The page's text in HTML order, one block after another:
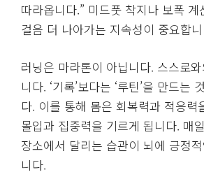
따라옵니다.” 미드풋 착지나 보폭
걸음 더 나아가는 지속성이 중요합
러닝은 마라톤이 아닙니다. 스스로
니다. ‘기록’보다는 ‘루틴’을 만드는
다. 이를 통해 몸은 회복력과 적응력
몰입과 집중력을 기르게 됩니다. 매
장소에서 달리는 습관이 뇌에 긍정
니다.